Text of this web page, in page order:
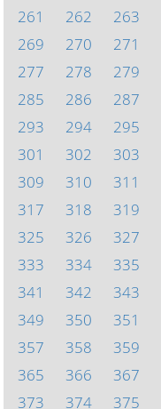
261
262 263
269
270 271
277
278 279
285
286 287
293
294 295
301
302 303
309
310 311
317
318 319
325
326 327
333
334 335
341
342 343
349
350 351
357
358 359
365
366 367
373
374 375